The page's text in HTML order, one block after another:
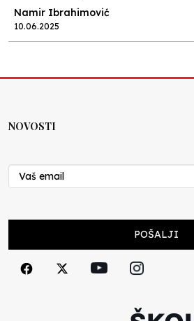
Namir Ibrahimović
10.06.2025
Nenad Veličković
29.10.2024
Cuke i djeca
NOVOSTI
POŠALJI